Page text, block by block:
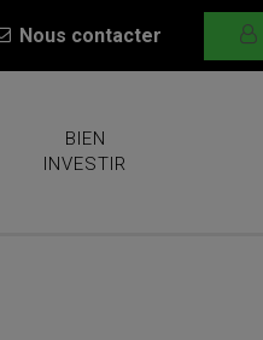
Nous contacter
BIEN
INVESTIR